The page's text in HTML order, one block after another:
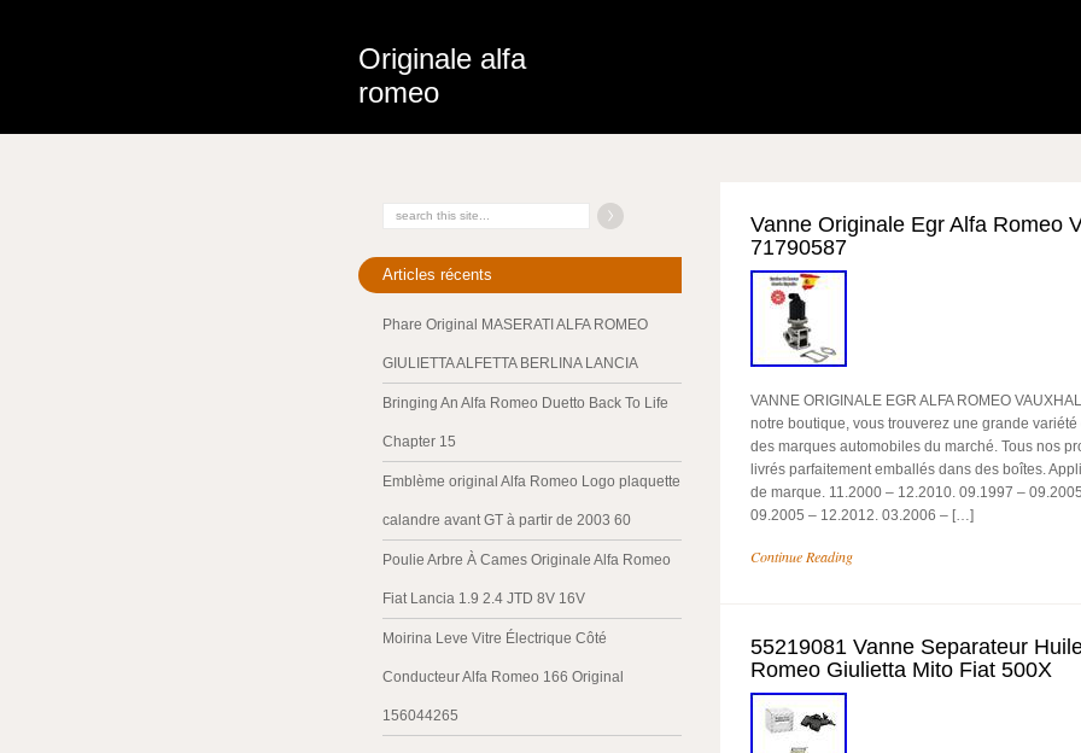
Originale alfa
romeo
Vanne Originale Egr Alfa Romeo
71790587
VANNE ORIGINALE EGR ALFA ROMEO
notre boutique, vous trouverez une grande
des marques automobiles du marché. Tous nos
livrés parfaitement emballés dans des boîtes.
de marque. 11.2000 – 12.2010. 09.1997 –
09.2005 – 12.2012. 03.2006 – […]
Continue Reading
55219081 Vanne Separateur
Romeo Giulietta Mito Fiat 500X
Articles récents
Phare Original MASERATI ALFA ROMEO
GIULIETTA ALFETTA BERLINA LANCIA
Bringing An Alfa Romeo Duetto Back To Life
Chapter 15
Emblème original Alfa Romeo Logo plaquette
calandre avant GT à partir de 2003 60
Poulie Arbre À Cames Originale Alfa Romeo
Fiat Lancia 1.9 2.4 JTD 8V 16V
Moirina Leve Vitre Électrique Côté
Conducteur Alfa Romeo 166 Original
156044265